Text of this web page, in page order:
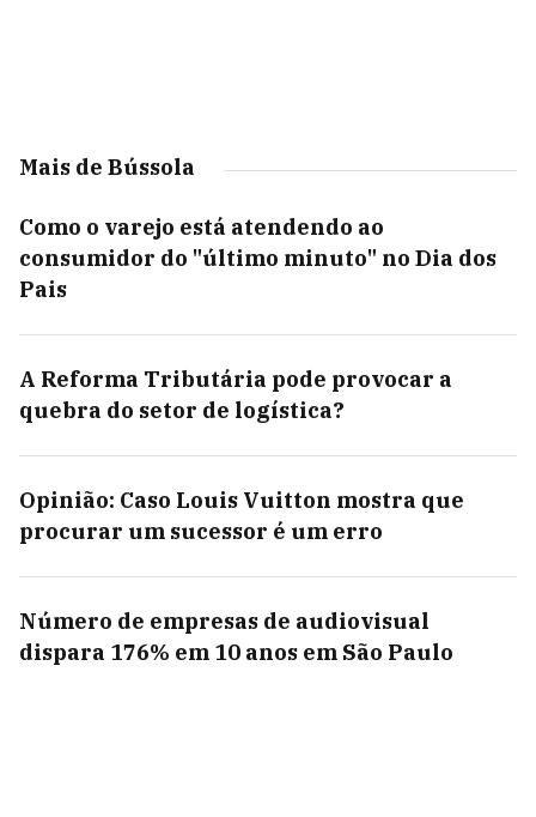
Mais de Bússola
Como o varejo está atendendo ao
consumidor do "último minuto" no Dia dos
Pais
A Reforma Tributária pode provocar a
quebra do setor de logística?
Opinião: Caso Louis Vuitton mostra que
procurar um sucessor é um erro
Número de empresas de audiovisual
dispara 176% em 10 anos em São Paulo